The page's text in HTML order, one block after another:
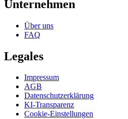
Unternehmen
Über uns
FAQ
Legales
Impressum
AGB
Datenschutzerklärung
KI-Transparenz
Cookie-Einstellungen